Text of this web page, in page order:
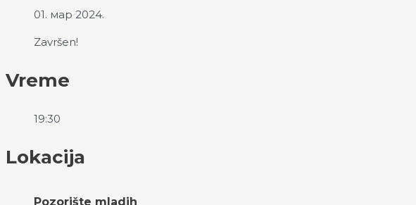
01. мар 2024.
Završen!
Vreme
19:30
Lokacija
Pozorište mladih